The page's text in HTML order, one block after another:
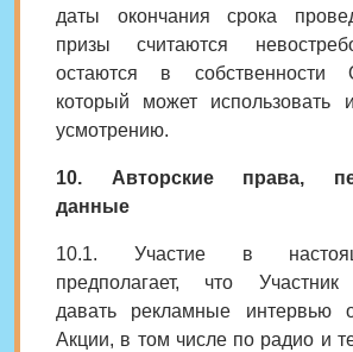
даты окончания срока
призы считаются
остаются в собственности
который может использовать
усмотрению.
10. Авторские права,
данные
10.1. Участие в
предполагает, что Участник
давать рекламные интервью
Акции, в том числе по радио и